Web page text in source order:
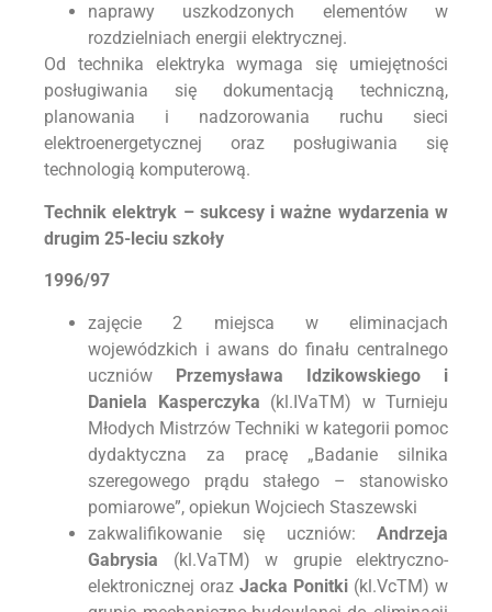
naprawy uszkodzonych elementów w
rozdzielniach energii elektrycznej.
Od technika elektryka wymaga się umiejętności
posługiwania się dokumentacją techniczną,
planowania i nadzorowania ruchu sieci
elektroenergetycznej oraz posługiwania się
technologią komputerową.
Technik elektryk – sukcesy i ważne wydarzenia w
drugim 25-leciu szkoły
1996/97
zajęcie 2 miejsca w eliminacjach
wojewódzkich i awans do finału centralnego
uczniów Przemysława Idzikowskiego i
Daniela Kasperczyka (kl.IVaTM) w Turnieju
Młodych Mistrzów Techniki w kategorii pomoc
dydaktyczna za pracę „Badanie silnika
szeregowego prądu stałego – stanowisko
pomiarowe”, opiekun Wojciech Staszewski
zakwalifikowanie się uczniów: Andrzeja
Gabrysia (kl.VaTM) w grupie elektryczno-
elektronicznej oraz Jacka Ponitki (kl.VcTM) w